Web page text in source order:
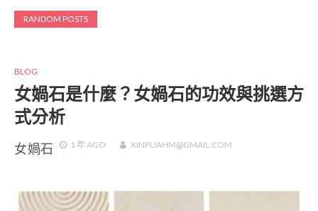
RANDOM POSTS
BLOG
女媧石是什麼？女媧石的功效與挑選方
式分析
女媧石 1 年AGO XINPUAHM@GMAIL.COM